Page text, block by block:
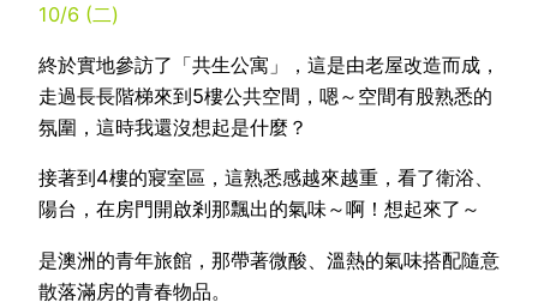
10/6 (二)
終於實地參訪了「共生公寓」，這是由老屋改造而成，
走過長長階梯來到5樓公共空間，嗯～空間有股熟悉的
氛圍，這時我還沒想起是什麼？
接著到4樓的寢室區，這熟悉感越來越重，看了衛浴、
陽台，在房門開啟剎那飄出的氣味～啊！想起來了～
是澳洲的青年旅館，那帶著微酸、溫熱的氣味搭配隨意
散落滿房的青春物品。